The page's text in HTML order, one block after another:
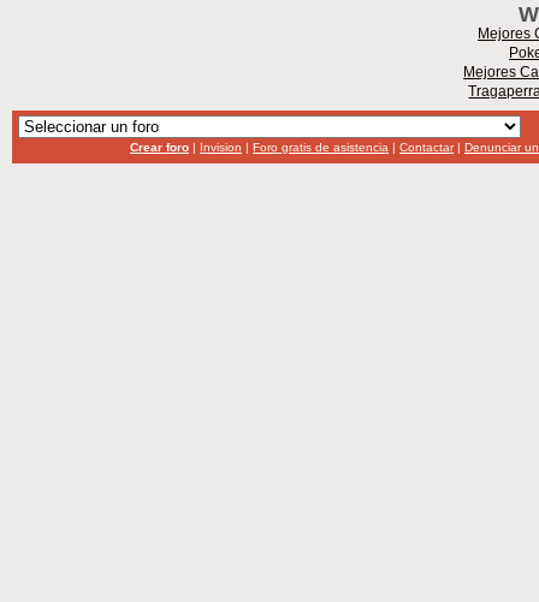
Mejores
Mejores
Crear foro Invision Foro gratis de asistencia |Contactar| Denunciar